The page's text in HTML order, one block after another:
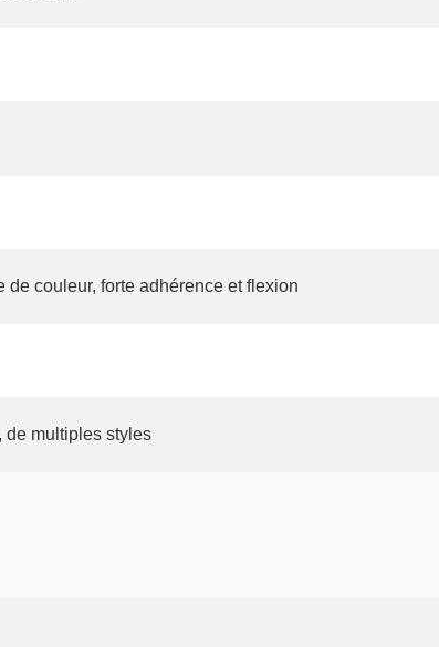
de couleur, forte adhérence et flexion
de multiples styles